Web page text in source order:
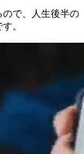
で、人生後半の
。